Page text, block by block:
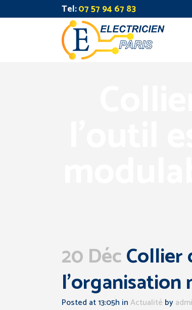
Tel:07 57 94 67 83
20 DécCollier
Posted at 13:05h inActualité by